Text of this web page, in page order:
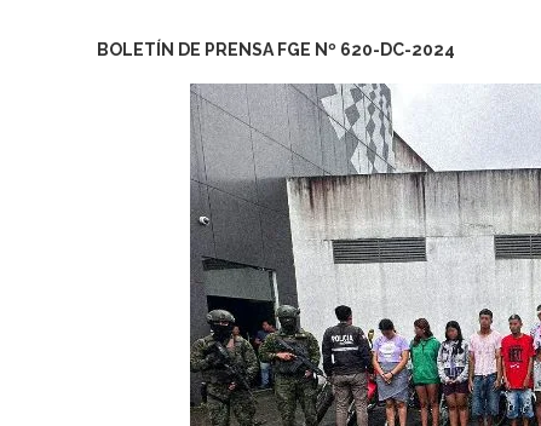
BOLETÍN DE PRENSA FGE Nº 620-DC-2024